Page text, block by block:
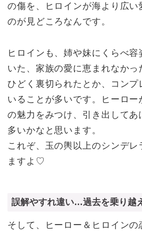
の傷を、ヒロインが海より広い
のが見どころなんです。
ヒロインも、姉や妹にくらべ容
いた、家族の愛に恵まれなかっ
ひどく裏切られたとか、コンプ
いることが多いです。ヒーロー
の魅力をみつけ、引き出してあ
多いかなと思います。
これぞ、玉の輿以上のシンデレ
ますよ♡
誤解やすれ違い…過去を乗り越
そして、ヒーロー＆ヒロインの